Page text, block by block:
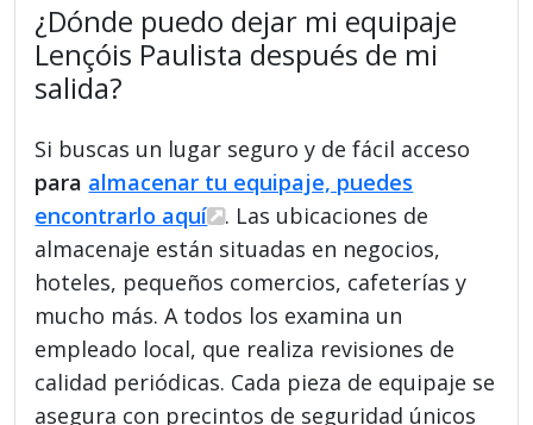
¿Dónde puedo dejar mi equipaje
Lençóis Paulista después de mi
salida?
Si buscas un lugar seguro y de fácil acceso
para almacenar tu equipaje, puedes
encontrarlo aquí
. Las ubicaciones de
almacenaje están situadas en negocios,
hoteles, pequeños comercios, cafeterías y
mucho más. A todos los examina un
empleado local, que realiza revisiones de
calidad periódicas. Cada pieza de equipaje se
asegura con precintos de seguridad únicos